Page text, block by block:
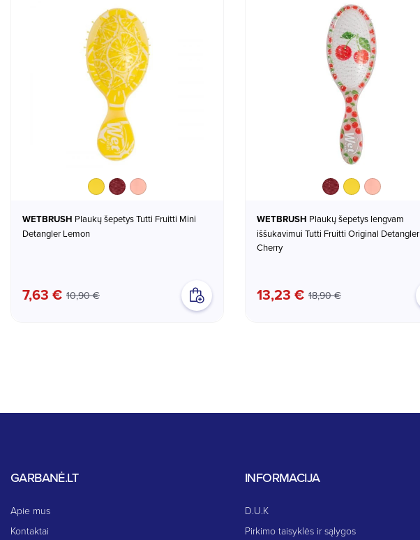
LemonCherryPeach
WETBRUSH
Detangler Lemon
7,63 € 10,90 €
CherryLemonPeach
WETBRUSH
iššukavimui Tutti Fruitti Original Detangler
Cherry
13,23 € 18,90 €
GARBANĖ.LT
Apie mus
Kontaktai
INFORMACIJA
D.U.K
Pirkimo taisyklės ir sąlygos